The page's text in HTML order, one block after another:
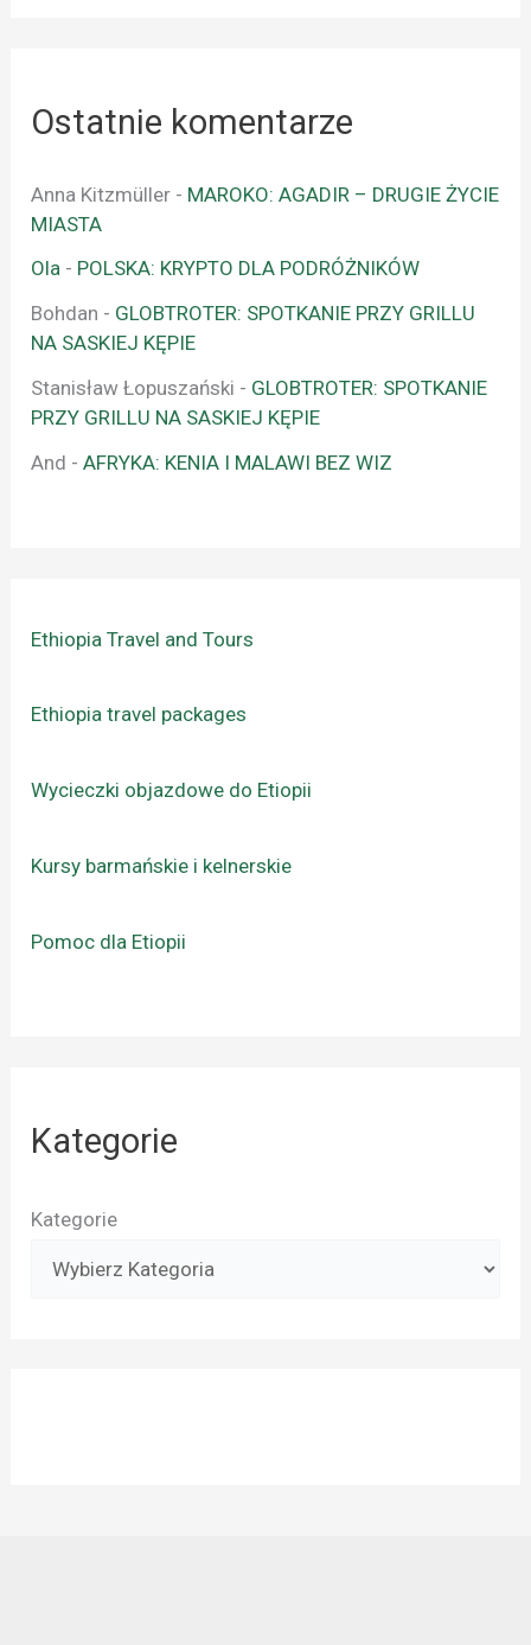
Ostatnie komentarze
Anna Kitzmüller - MAROKO: AGADIR – DRUGIE ŻYCIE
MIASTA
Ola - POLSKA: KRYPTO DLA PODRÓŻNIKÓW
Bohdan - GLOBTROTER: SPOTKANIE PRZY GRILLU
NA SASKIEJ KĘPIE
Stanisław Łopuszański - GLOBTROTER: SPOTKANIE
PRZY GRILLU NA SASKIEJ KĘPIE
And -AFRYKA: KENIA I MALAWI BEZ WIZ
Ethiopia Travel and Tours
Ethiopia travel packages
Wycieczki objazdowe do Etiopii
Kursy barmańskie i kelnerskie
Pomoc dla Etiopii
Kategorie
Kategorie